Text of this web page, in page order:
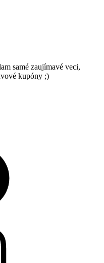
samé zaujímavé veci,
kupóny ;)